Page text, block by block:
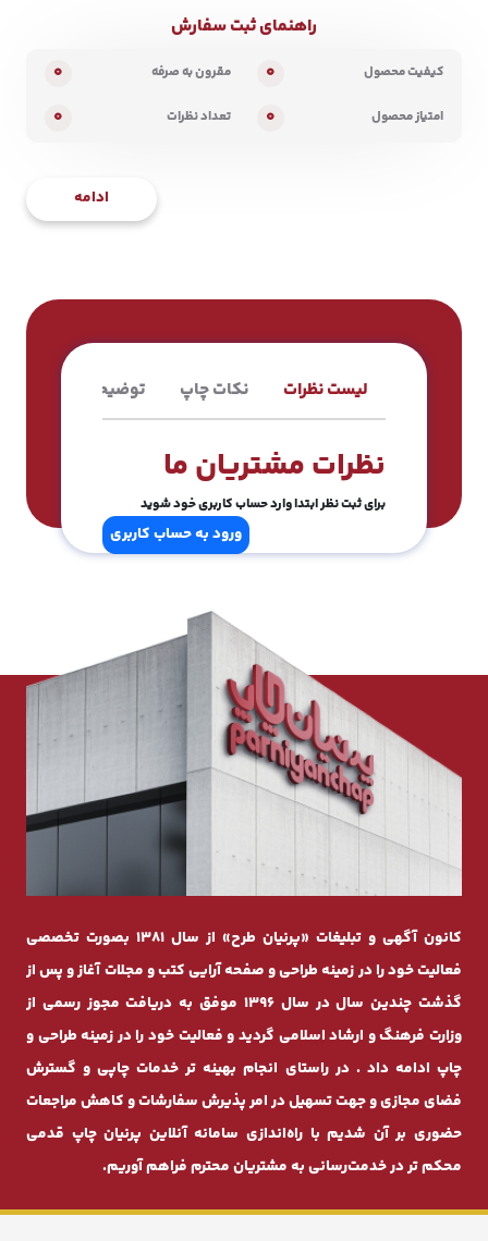
راهنمای ثبت سفارش
کیفیت محصول 0 مقرون به صرفه 0
امتیاز محصول 0 تعداد نظرات 0
ادامه
لیست نظرات نکات چاپ توضیحات محصول
نظرات مشتریان ما
برای ثبت نظر ابتدا وارد حساب کاربری خود شوید
ورود به حساب کاربری
کانون آگهی و تبلیغات «پرنیان طرح» از سال 1381 بصورت تخصصی
فعالیت خود را در زمینه طراحی و صفحه ‌آرایی کتب و مجلات آغاز و پس از
گذشت چندیـن سال در سال 1396 موفق به دریافت مجوز رسمی از
وزارت فرهنگ و ارشاد اسلامی گردید و فعالیت خود را در زمینه طراحی و
چاپ ادامه داد . در راستای انجام بهینه ‌تر خدمات چاپی و گسترش
فضای مجازی و جهت تسهیل در امر پذیرش سفارشات و کاهش مراجعات
حضوری بر آن شدیم با راه‌اندازی سامانه آنلاین پرنیان ‌چاپ قدمی
محکم ‌تر در خدمت‌رسانی به مشتریان محترم فراهم آوریم.